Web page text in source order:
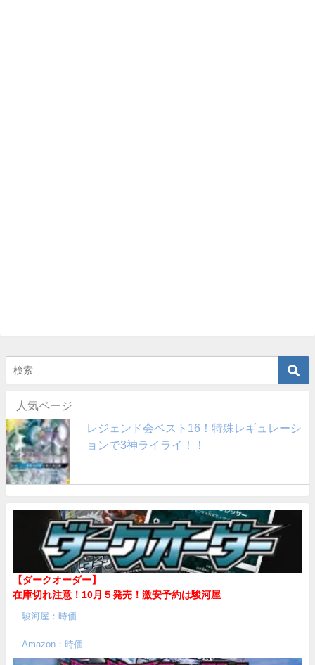
人気ページ
レジェンド会ベスト16！特殊レギュレーシ
ョンで3神ライライ！！
【ダークオーダー】
在庫切れ注意！10月５発売！ 激安予約は駿河屋
駿河屋：時価
Amazon：時価